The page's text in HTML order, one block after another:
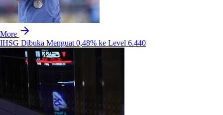
More
IHSG Dibuka Menguat 0,48% ke Level 6.440